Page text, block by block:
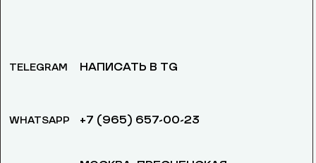
TELEGRAM
WHATSAPP
НАПИСАТЬ В TG
+7 (965) 657-00-23